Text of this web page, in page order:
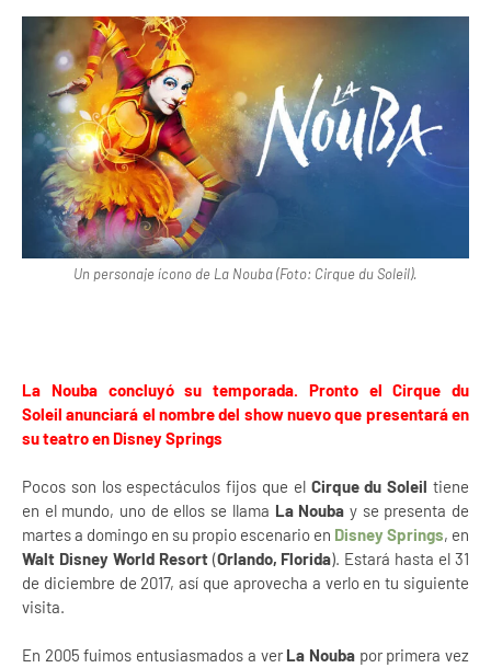
Un personaje ícono de La Nouba (Foto: Cirque du Soleil).
La Nouba concluyó su temporada. Pronto el Cirque du
Soleil anunciará el nombre del show nuevo que presentará en
su teatro en Disney Springs
Pocos son los espectáculos fijos que el Cirque du Soleil tiene
en el mundo, uno de ellos se llama La Nouba y se presenta de
martes a domingo en su propio escenario en Disney Springs, en
Walt Disney World Resort (Orlando, Florida). Estará hasta el 31
de diciembre de 2017, así que aprovecha a verlo en tu siguiente
visita.
En 2005 fuimos entusiasmados a verLa Noubapor primera vez